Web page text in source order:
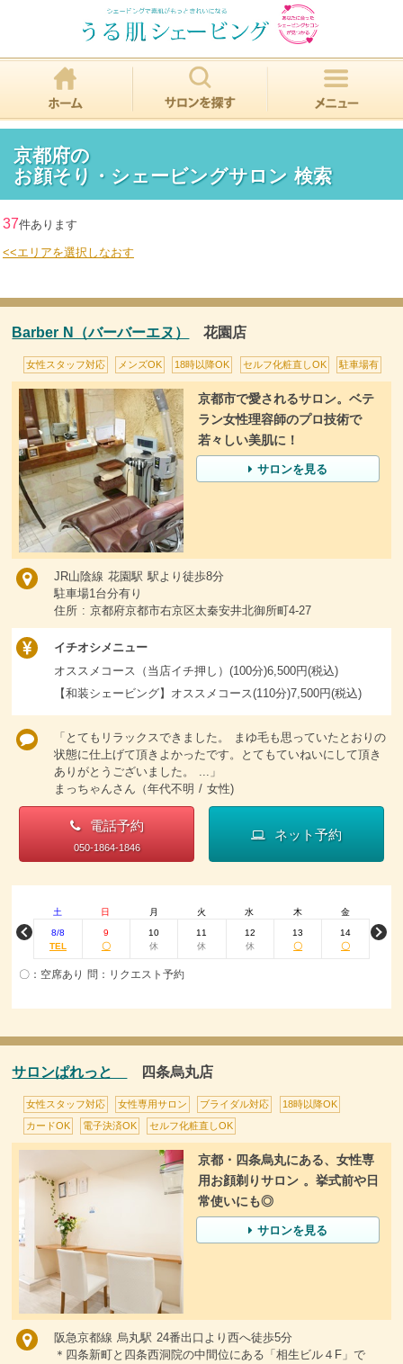
京都府の
お顔そり・シェービングサロン 検索
37件あります
<<エリアを選択しなおす
Barber N（バーバーエヌ） 花園店
女性スタッフ対応 メンズOK 18時以降OK セルフ化粧直しOK 駐車場有
京都市で愛されるサロン。ベテ
ラン女性理容師のプロ技術で
若々しい美肌に！
サロンを見る
JR山陰線 花園駅 駅より徒歩8分
駐車場1台分有り
住所 : 京都府京都市右京区太秦安井北御所町4-27
イチオシメニュー
オススメコース（当店イチ押し）(100分)6,500円(税込)
【和装シェービング】オススメコース(110分)7,500円(税込)
「とてもリラックスできました。 まゆ毛も思っていたとおりの
状態に仕上げて頂きよかったです。とてもていねいにして頂き
ありがとうございました。 ...」
まっちゃんさん（年代不明 / 女性)
電話予約
050-1864-1846
ネット予約
土
8/8
TEL
日
9
〇
月
10
休
火
11
休
水
12
休
木
13
〇
金
14
〇
〇：空席あり 問：リクエスト予約
サロンぱれっと 四条烏丸店
女性スタッフ対応 女性専用サロン ブライダル対応 18時以降OK
カードOK 電子決済OK セルフ化粧直しOK
京都・四条烏丸にある、女性専
用お顔剃りサロン 。挙式前や日
常使いにも◎
サロンを見る
阪急京都線 烏丸駅 24番出口より西へ徒歩5分
＊四条新町と四条西洞院の中間位にある「相生ビル４F」で